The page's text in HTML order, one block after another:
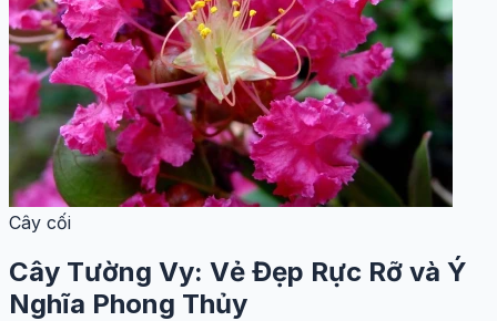
Cây cối
Cây Tường Vy: Vẻ Đẹp Rực Rỡ và Ý
Nghĩa Phong Thủy